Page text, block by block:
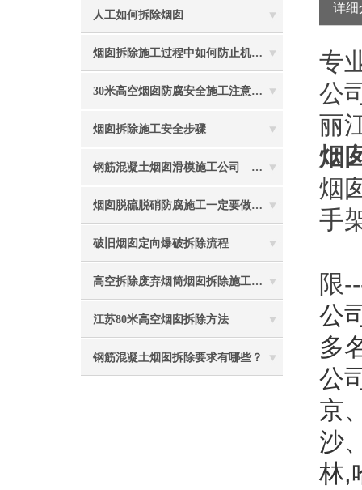
人工如何拆除烟囱
烟囱拆除施工过程中如何防止机械伤害
30米高空烟囱防腐安全施工注意事项
烟囱拆除施工安全步骤
钢筋混凝土烟囱滑模施工公司——选五林高空
烟囱脱硫脱硝防腐施工一定要做好防护工作
破旧烟囱定向爆破拆除流程
高空拆除废弃烟筒烟囱拆除施工措施 ：
江苏80米高空烟囱拆除方法
钢筋混凝土烟囱拆除要求有哪些？
详细
专
公
丽
烟
烟
手
限
公
多
公
京
沙
林,